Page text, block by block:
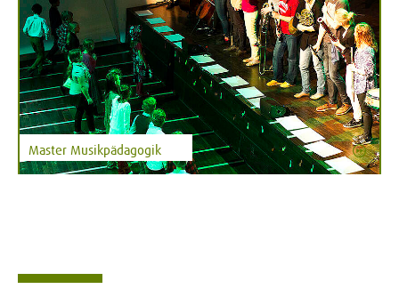
Master Musikpädagogik